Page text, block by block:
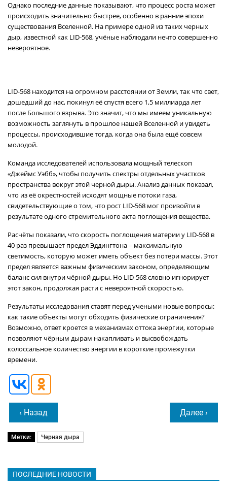
Однако последние данные показывают, что процесс роста может
происходить значительно быстрее, особенно в ранние эпохи
существования Вселенной. На примере одной из таких черных
дыр, известной как LID-568, учёные наблюдали нечто совершенно
невероятное.
LID-568 находится на огромном расстоянии от Земли, так что свет,
дошедший до нас, покинул её спустя всего 1,5 миллиарда лет
после Большого взрыва. Это значит, что мы имеем уникальную
возможность заглянуть в прошлое нашей Вселенной и увидеть
процессы, происходившие тогда, когда она была ещё совсем
молодой.
Команда исследователей использовала мощный телескоп
«Джеймс Уэбб», чтобы получить спектры отдельных участков
пространства вокруг этой черной дыры. Анализ данных показал,
что из её окрестностей исходят мощные потоки газа,
свидетельствующие о том, что рост LID-568 мог произойти в
результате одного стремительного акта поглощения вещества.
Расчёты показали, что скорость поглощения материи у LID-568 в
40 раз превышает предел Эддингтона – максимальную
светимость, которую может иметь объект без потери массы. Этот
предел является важным физическим законом, определяющим
баланс сил внутри чёрной дыры. Но LID-568 словно игнорирует
этот закон, продолжая расти с невероятной скоростью.
Результаты исследования ставят перед учеными новые вопросы:
как такие объекты могут обходить физические ограничения?
Возможно, ответ кроется в механизмах оттока энергии, которые
позволяют чёрным дырам накапливать и высвобождать
колоссальное количество энергии в короткие промежутки
времени.
‹ Назад Далее ›
Метки: Черная дыра
ПОСЛЕДНИЕ НОВОСТИ